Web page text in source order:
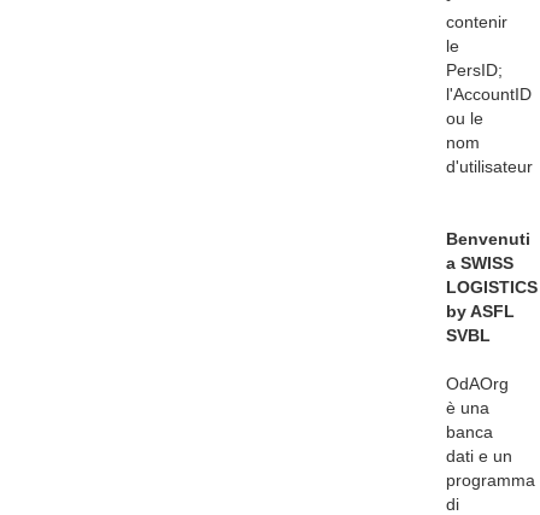
contenir
le
PersID;
l'AccountID
ou le
nom
d'utilisateur
Benvenuti
a SWISS
LOGISTICS
by ASFL
SVBL
OdAOrg
è una
banca
dati e un
programma
di